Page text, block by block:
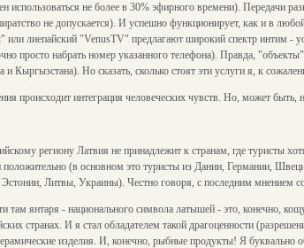
использоваться не более в 30% эфирного времени). Передачи
не допускается). И успешно функционирует, как и в
или лиепайский "VenusTV" предлагают широкий спектр интим -
просто набрать номер указанного телефона). Правда,
и Кыргызстана). Но сказать, сколько стоят эти услуги я, к
происходит интеграция человеческих чувств. Но, может быть,
региону Латвия не принадлежит к странам, где туристы
положительно (в основном это туристы из Дании, Германии,
Эстонии, Литвы, Украины). Честно говоря, с последним мнением
янтаря - национального символа латышей - это, конечно,
странах. И я стал обладателем такой драгоценности
изделия. И, конечно, рыбные продукты! Я буквально